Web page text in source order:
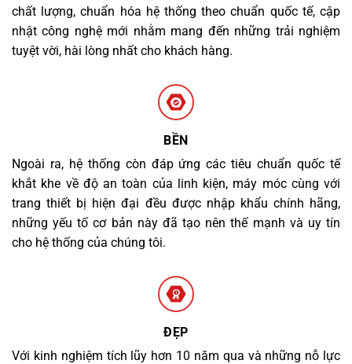
chất lượng, chuẩn hóa hệ thống theo chuẩn quốc tế, cập
nhật công nghệ mới nhằm mang đến những trải nghiệm
tuyệt vời, hài lòng nhất cho khách hàng.
BỀN
Ngoài ra, hệ thống còn đáp ứng các tiêu chuẩn quốc tế
khắt khe về độ an toàn của linh kiện, máy móc cùng với
trang thiết bị hiện đại đều được nhập khẩu chính hãng,
những yếu tố cơ bản này đã tạo nên thế mạnh và uy tín
cho hệ thống của chúng tôi.
ĐẸP
Với kinh nghiệm tích lũy hơn 10 năm qua và những nỗ lực